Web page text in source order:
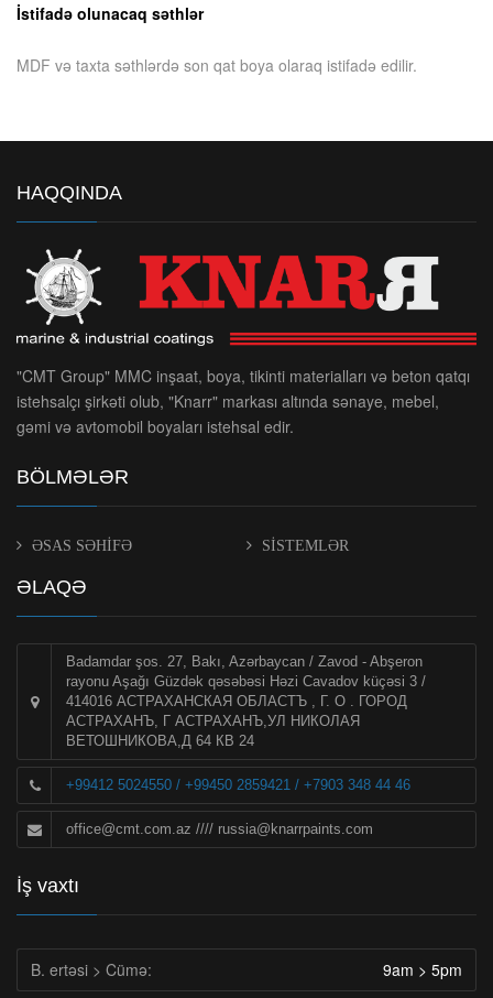
İstifadə olunacaq səthlər
MDF və taxta səthlərdə son qat boya olaraq istifadə edilir.
HAQQINDA
"CMT Group" MMC inşaat, boya, tikinti materialları və beton qatqı
istehsalçı şirkəti olub, "Knarr" markası altında sənaye, mebel,
gəmi və avtomobil boyaları istehsal edir.
BÖLMƏLƏR
ƏSAS SƏHİFƏ SİSTEMLƏR
ƏLAQƏ
Badamdar şos. 27, Bakı, Azərbaycan / Zavod - Abşeron
rayonu Aşağı Güzdək qəsəbəsi Həzi Cavadov küçəsi 3 /
414016 АСТРАХАНСКАЯ ОБЛАСТЪ , Г. О . ГОРОД
АСТРАХАНЪ, Г АСТРАХАНЪ,УЛ НИКОЛАЯ
ВЕТОШНИКОВА,Д 64 КВ 24
+99412 5024550 / +99450 2859421 / +7903 348 44 46
office@cmt.com.az //// russia@knarrpaints.com
İş vaxtı
B. ertəsi > Cümə: 9am > 5pm